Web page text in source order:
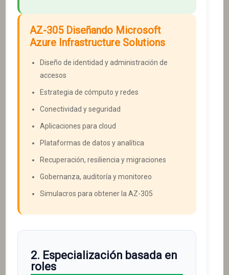
AZ-305 Diseñando Microsoft
Azure Infrastructure Solutions
Diseño de identidad y administración de
accesos
Estrategia de cómputo y redes
Conectividad y seguridad
Aplicaciones para cloud
Plataformas de datos y analítica
Recuperación, resiliencia y migraciones
Gobernanza, auditoría y monitoreo
Simulacros para obtener la AZ-305
2. Especialización basada en
roles